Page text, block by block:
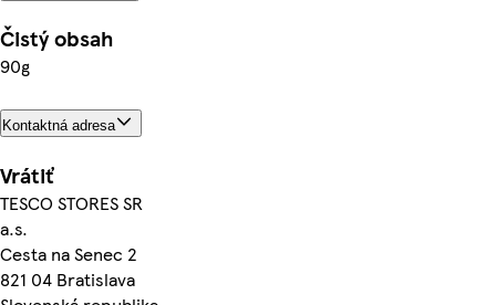
Čistý obsah
90g
Kontaktná adresa
Vrátiť
TESCO STORES SR
a.s.
Cesta na Senec 2
821 04 Bratislava